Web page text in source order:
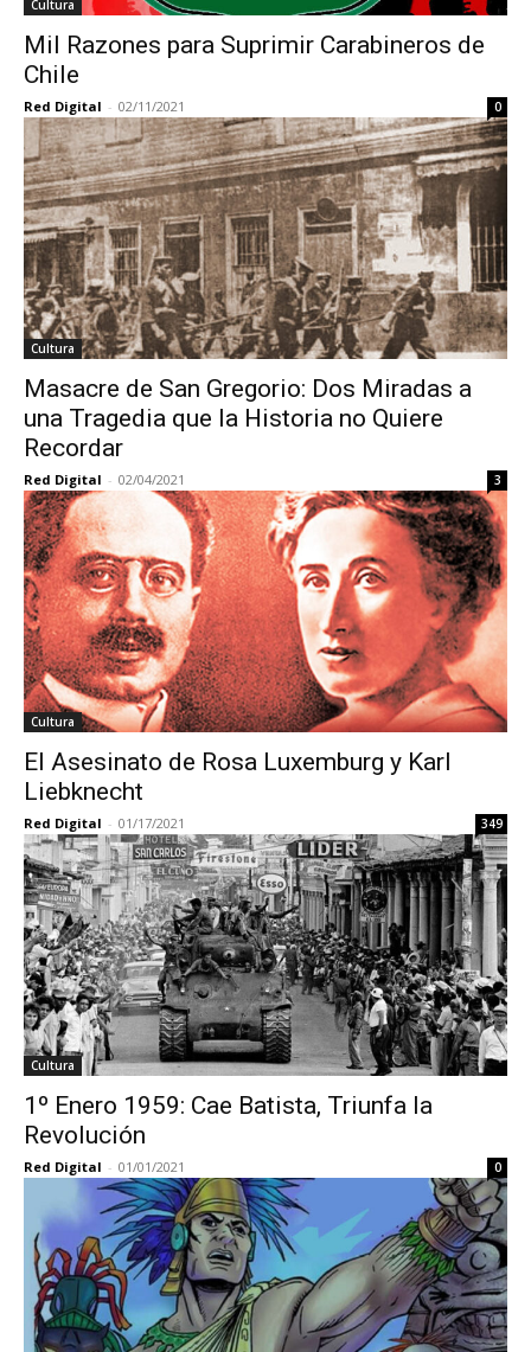
Cultura
Mil Razones para Suprimir Carabineros de
Chile
Red Digital - 02/11/2021 0
Cultura
Masacre de San Gregorio: Dos Miradas a
una Tragedia que la Historia no Quiere
Recordar
Red Digital - 02/04/2021 3
Cultura
El Asesinato de Rosa Luxemburg y Karl
Liebknecht
Red Digital - 01/17/2021 349
Cultura
1º Enero 1959: Cae Batista, Triunfa la
Revolución
Red Digital - 01/01/2021 0